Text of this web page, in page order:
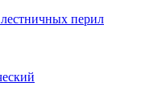
перил